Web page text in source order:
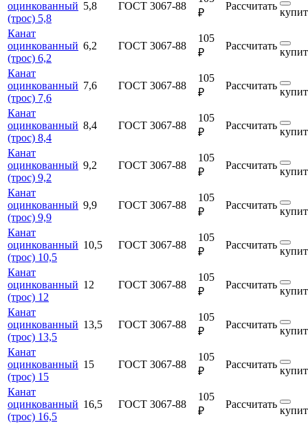
оцинкованный
(трос) 5,8
5,8 ГОСТ 3067-88
₽
Рассчитать
Канат
оцинкованный
(трос) 6,2
6,2 ГОСТ 3067-88
105
₽
Рассчитать
Канат
оцинкованный
(трос) 7,6
7,6 ГОСТ 3067-88
105
₽
Рассчитать
Канат
оцинкованный
(трос) 8,4
8,4 ГОСТ 3067-88
105
₽
Рассчитать
Канат
оцинкованный
(трос) 9,2
9,2 ГОСТ 3067-88
105
₽
Рассчитать
Канат
оцинкованный
(трос) 9,9
9,9 ГОСТ 3067-88
105
₽
Рассчитать
Канат
оцинкованный
(трос) 10,5
10,5 ГОСТ 3067-88
105
₽
Рассчитать
Канат
оцинкованный
(трос) 12
12 ГОСТ 3067-88
105
₽
Рассчитать
Канат
оцинкованный
(трос) 13,5
13,5 ГОСТ 3067-88
105
₽
Рассчитать
Канат
оцинкованный
(трос) 15
15 ГОСТ 3067-88
105
₽
Рассчитать
Канат
оцинкованный
(трос) 16,5
16,5 ГОСТ 3067-88
105
₽
Рассчитать